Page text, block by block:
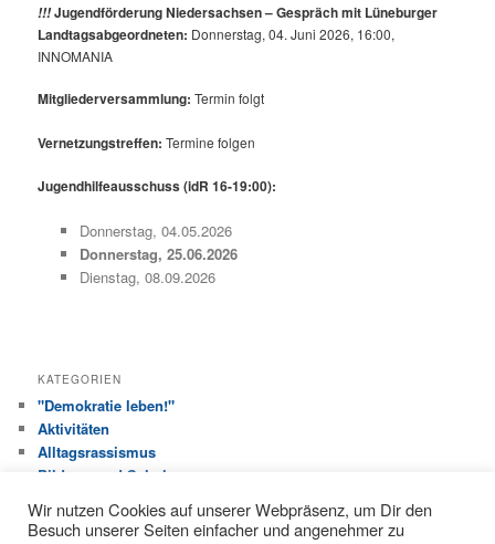
!!!Jugendförderung Niedersachsen – Gespräch mit Lüneburger
Landtagsabgeordneten: Donnerstag, 04. Juni 2026, 16:00,
INNOMANIA
Mitgliederversammlung:Termin folgt
Vernetzungstreffen:Termine folgen
Jugendhilfeausschuss (idR 16-19:00):
Donnerstag, 04.05.2026
Donnerstag, 25.06.2026
Dienstag, 08.09.2026
KATEGORIEN
"Demokratie leben!"
Aktivitäten
Alltagsrassismus
Bildung und Schule
Jugendhilfeausschuss
Wir nutzen Cookies auf unserer Webpräsenz, um Dir den
Besuch unserer Seiten einfacher und angenehmer zu